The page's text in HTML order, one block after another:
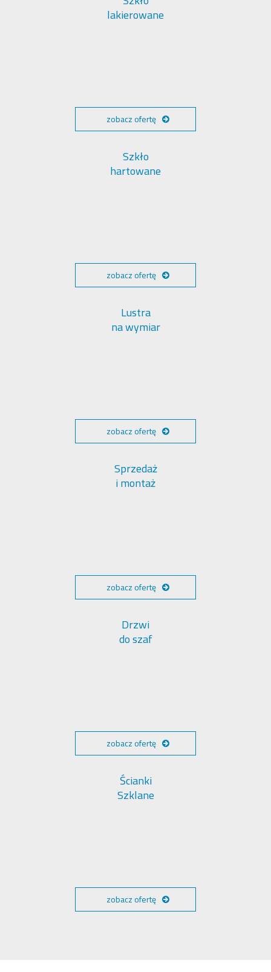
lakierowane
zobacz ofertę
Szkło
hartowane
zobacz ofertę
Lustra
na wymiar
zobacz ofertę
Sprzedaż
i montaż
zobacz ofertę
Drzwi
do szaf
zobacz ofertę
Ścianki
Szklane
zobacz ofertę